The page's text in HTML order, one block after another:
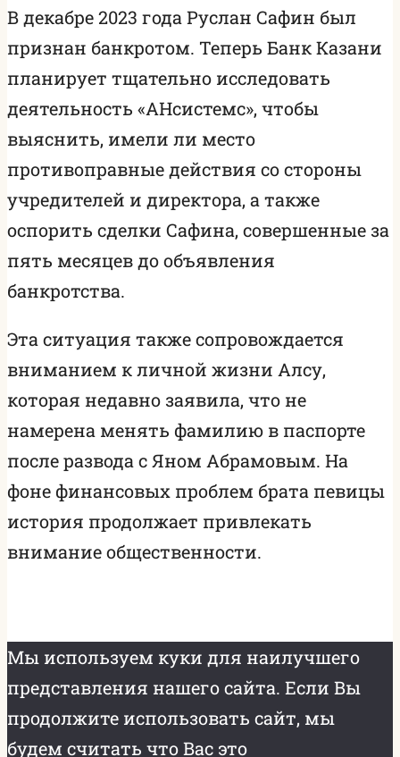
В декабре 2023 года Руслан Сафин был
признан банкротом. Теперь Банк Казани
планирует тщательно исследовать
деятельность «АНсистемс», чтобы
выяснить, имели ли место
противоправные действия со стороны
учредителей и директора, а также
оспорить сделки Сафина, совершенные за
пять месяцев до объявления
банкротства.
Эта ситуация также сопровождается
вниманием к личной жизни Алсу,
которая недавно заявила, что не
намерена менять фамилию в паспорте
после развода с Яном Абрамовым. На
фоне финансовых проблем брата певицы
история продолжает привлекать
внимание общественности.
Мы используем куки для наилучшего
представления нашего сайта. Если Вы
продолжите использовать сайт, мы
будем считать что Вас это